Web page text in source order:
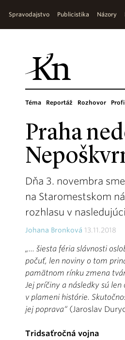
Spravodajstvo Publicistika Názory
Téma Reportáž Rozhovor
Praha
Dňa 3. novembra
na Staromestskom
rozhlasu v
Johana Bronková 13.11.2018
„... šiesta féria slávnosti
počuť, len noviny o tom
pamätnom rínku zmena
Jej príčiny a následky sú
v plameni histórie.
jej poprava“ (Jaroslav
Tridsaťročná vojna